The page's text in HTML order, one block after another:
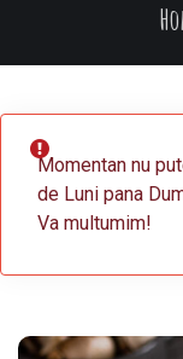
Momentan nu
de Luni pana
Va multumim!